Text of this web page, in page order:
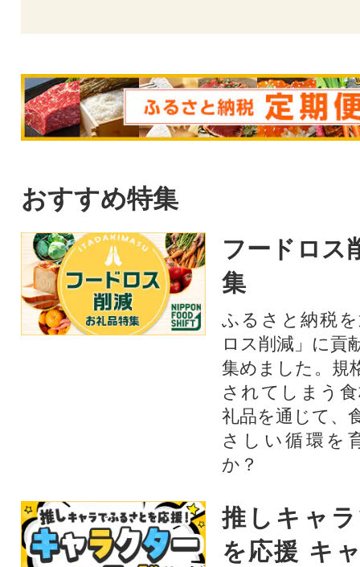
おすすめ特集
フードロス
集
ふるさと納税
ロス削減」に貢
集めました。規
されてしまう
礼品を通じて、
さしい循環を
か？​
推しキャ
を応援 キ